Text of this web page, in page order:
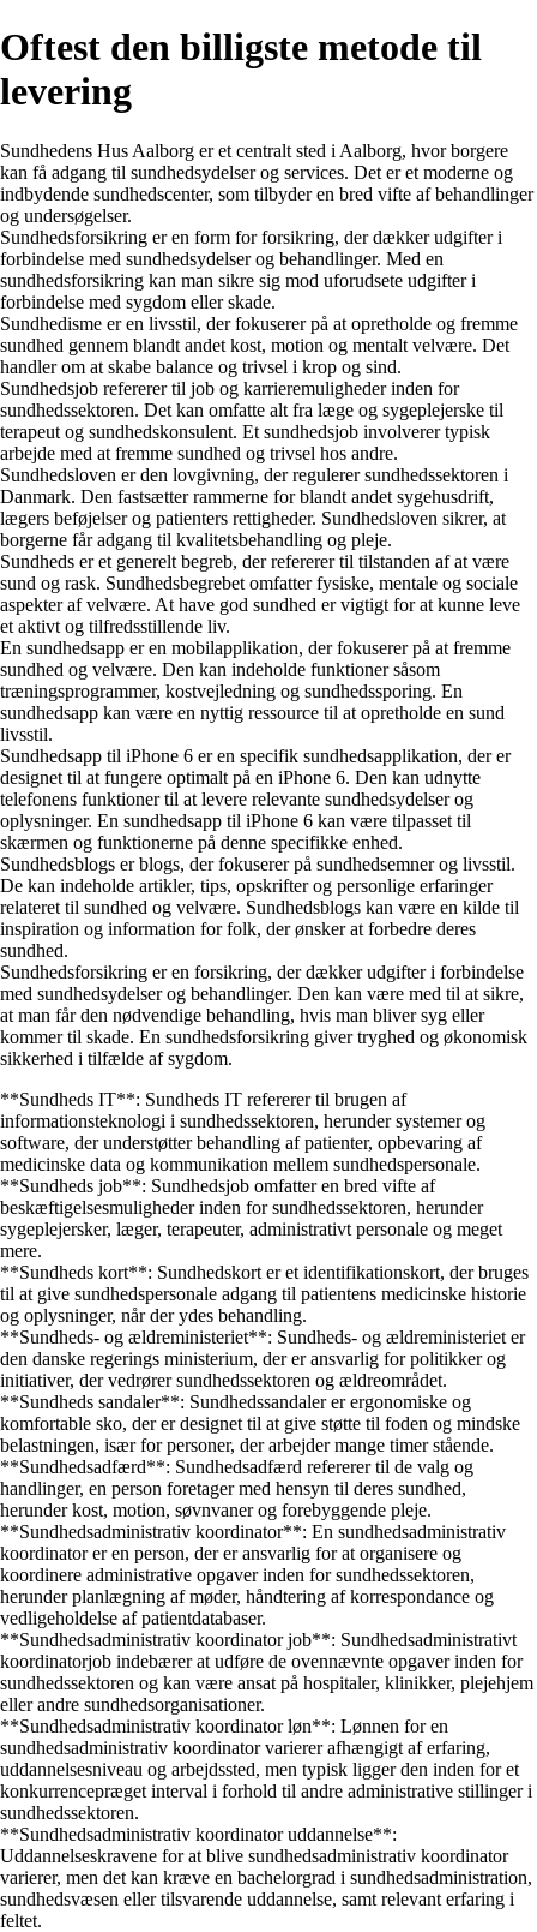
Oftest den billigste metode til
levering
Sundhedens Hus Aalborg er et centralt sted i Aalborg, hvor borgere
kan få adgang til sundhedsydelser og services. Det er et moderne og
indbydende sundhedscenter, som tilbyder en bred vifte af behandlinger
og undersøgelser.
Sundhedsforsikring er en form for forsikring, der dækker udgifter i
forbindelse med sundhedsydelser og behandlinger. Med en
sundhedsforsikring kan man sikre sig mod uforudsete udgifter i
forbindelse med sygdom eller skade.
Sundhedisme er en livsstil, der fokuserer på at opretholde og fremme
sundhed gennem blandt andet kost, motion og mentalt velvære. Det
handler om at skabe balance og trivsel i krop og sind.
Sundhedsjob refererer til job og karrieremuligheder inden for
sundhedssektoren. Det kan omfatte alt fra læge og sygeplejerske til
terapeut og sundhedskonsulent. Et sundhedsjob involverer typisk
arbejde med at fremme sundhed og trivsel hos andre.
Sundhedsloven er den lovgivning, der regulerer sundhedssektoren i
Danmark. Den fastsætter rammerne for blandt andet sygehusdrift,
lægers beføjelser og patienters rettigheder. Sundhedsloven sikrer, at
borgerne får adgang til kvalitetsbehandling og pleje.
Sundheds er et generelt begreb, der refererer til tilstanden af at være
sund og rask. Sundhedsbegrebet omfatter fysiske, mentale og sociale
aspekter af velvære. At have god sundhed er vigtigt for at kunne leve
et aktivt og tilfredsstillende liv.
En sundhedsapp er en mobilapplikation, der fokuserer på at fremme
sundhed og velvære. Den kan indeholde funktioner såsom
træningsprogrammer, kostvejledning og sundhedssporing. En
sundhedsapp kan være en nyttig ressource til at opretholde en sund
livsstil.
Sundhedsapp til iPhone 6 er en specifik sundhedsapplikation, der er
designet til at fungere optimalt på en iPhone 6. Den kan udnytte
telefonens funktioner til at levere relevante sundhedsydelser og
oplysninger. En sundhedsapp til iPhone 6 kan være tilpasset til
skærmen og funktionerne på denne specifikke enhed.
Sundhedsblogs er blogs, der fokuserer på sundhedsemner og livsstil.
De kan indeholde artikler, tips, opskrifter og personlige erfaringer
relateret til sundhed og velvære. Sundhedsblogs kan være en kilde til
inspiration og information for folk, der ønsker at forbedre deres
sundhed.
Sundhedsforsikring er en forsikring, der dækker udgifter i forbindelse
med sundhedsydelser og behandlinger. Den kan være med til at sikre,
at man får den nødvendige behandling, hvis man bliver syg eller
kommer til skade. En sundhedsforsikring giver tryghed og økonomisk
sikkerhed i tilfælde af sygdom.
**Sundheds IT**: Sundheds IT refererer til brugen af
informationsteknologi i sundhedssektoren, herunder systemer og
software, der understøtter behandling af patienter, opbevaring af
medicinske data og kommunikation mellem sundhedspersonale.
**Sundheds job**: Sundhedsjob omfatter en bred vifte af
beskæftigelsesmuligheder inden for sundhedssektoren, herunder
sygeplejersker, læger, terapeuter, administrativt personale og meget
mere.
**Sundheds kort**: Sundhedskort er et identifikationskort, der bruges
til at give sundhedspersonale adgang til patientens medicinske historie
og oplysninger, når der ydes behandling.
**Sundheds- og ældreministeriet**: Sundheds- og ældreministeriet er
den danske regerings ministerium, der er ansvarlig for politikker og
initiativer, der vedrører sundhedssektoren og ældreområdet.
**Sundheds sandaler**: Sundhedssandaler er ergonomiske og
komfortable sko, der er designet til at give støtte til foden og mindske
belastningen, især for personer, der arbejder mange timer stående.
**Sundhedsadfærd**: Sundhedsadfærd refererer til de valg og
handlinger, en person foretager med hensyn til deres sundhed,
herunder kost, motion, søvnvaner og forebyggende pleje.
**Sundhedsadministrativ koordinator**: En sundhedsadministrativ
koordinator er en person, der er ansvarlig for at organisere og
koordinere administrative opgaver inden for sundhedssektoren,
herunder planlægning af møder, håndtering af korrespondance og
vedligeholdelse af patientdatabaser.
**Sundhedsadministrativ koordinator job**: Sundhedsadministrativt
koordinatorjob indebærer at udføre de ovennævnte opgaver inden for
sundhedssektoren og kan være ansat på hospitaler, klinikker, plejehjem
eller andre sundhedsorganisationer.
**Sundhedsadministrativ koordinator løn**: Lønnen for en
sundhedsadministrativ koordinator varierer afhængigt af erfaring,
uddannelsesniveau og arbejdssted, men typisk ligger den inden for et
konkurrencepræget interval i forhold til andre administrative stillinger i
sundhedssektoren.
**Sundhedsadministrativ koordinator uddannelse**:
Uddannelseskravene for at blive sundhedsadministrativ koordinator
varierer, men det kan kræve en bachelorgrad i sundhedsadministration,
sundhedsvæsen eller tilsvarende uddannelse, samt relevant erfaring i
feltet.